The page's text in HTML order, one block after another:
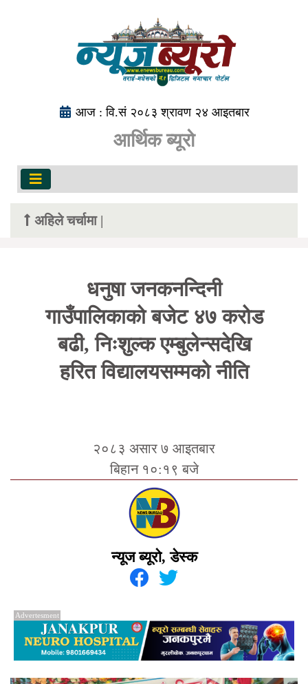
आज : वि.सं २०८३ श्रावण २४ आइतबार
आर्थिक ब्यूरो
अहिले चर्चामा |
धनुषा जनकनन्दिनी
गाउँपालिकाको बजेट ४७ करोड
बढी, निःशुल्क एम्बुलेन्सदेखि
हरित विद्यालयसम्मको नीति
२०८३ असार ७ आइतबार
बिहान १०:१९ बजे
न्यूज ब्यूरो, डेस्क
Advertesment